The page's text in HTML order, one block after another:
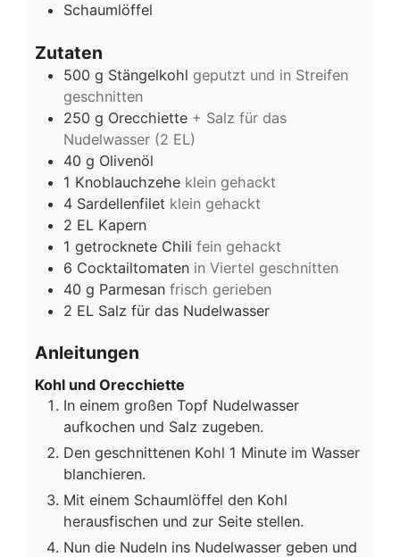
Schaumlöffel
Zutaten
500 g Stängelkohl geputzt und in Streifen
geschnitten
250 g Orecchiette + Salz für das
Nudelwasser (2 EL)
40 g Olivenöl
1 Knoblauchzehe klein gehackt
4 Sardellenfilet klein gehackt
2 EL Kapern
1 getrocknete Chili fein gehackt
6 Cocktailtomaten in Viertel geschnitten
40 g Parmesan frisch gerieben
2 EL Salz für das Nudelwasser
Anleitungen
Kohl und Orecchiette
In einem großen Topf Nudelwasser
aufkochen und Salz zugeben.
Den geschnittenen Kohl 1 Minute im Wasser
blanchieren.
Mit einem Schaumlöffel den Kohl
herausfischen und zur Seite stellen.
Nun die Nudeln ins Nudelwasser geben und